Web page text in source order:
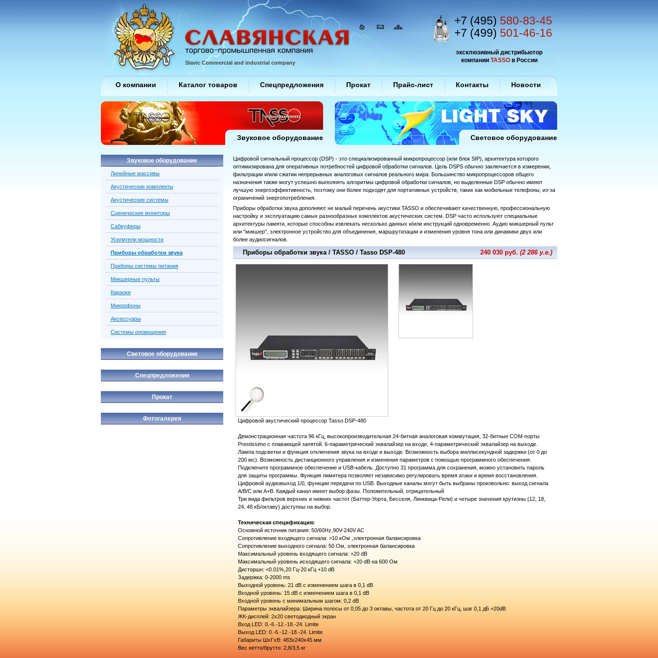
Цифровой сигнальный процессор (DSP) - это специализированный микропроцессор (или блок SIP), архитектура которого
оптимизирована для оперативных потребностей цифровой обработки сигналов. Цель DSPS обычно заключается в измерении,
фильтрации и/или сжатии непрерывных аналоговых сигналов реального мира. Большинство микропроцессоров общего
назначения также могут успешно выполнять алгоритмы цифровой обработки сигналов, но выделенные DSP обычно имеют
лучшую энергоэффективность, поэтому они более подходят для портативных устройств, таких как мобильные телефоны, из-за
ограничений энергопотребления.
Приборы обработки звука дополняют не малый перечень акустики TASSO и обеспечивают качественную, профессиональную
настройку и эксплуатацию самых разнообразных комплектов акустических систем. DSP часто используют специальные
архитектуры памяти, которые способны извлекать несколько данных и/или инструкций одновременно. Аудио микшерный пульт
или "микшер", электронное устройство для объединения, маршрутизации и изменения уровня тона или динамики двух или
более аудиосигналов.
Приборы обработки звука / TASSO / Tasso DSP-480 240 030 руб. (2 286 у.е.)
Цифровой акустический процессор Tasso DSP-480
Демонстрационная частота 96 кГц, высокопроизводительная 24-битная аналоговая коммутация, 32-битные COM-порты
Prestissimo с плавающей запятой. 6-параметрический эквалайзер на входе, 4-параметрический эквалайзер на выходе.
Лампа подсветки и функция отключения звука на входе и выходе. Возможность выбора миллисекундной задержки (от 0 до
200 мс). Возможность дистанционного управления и изменения параметров с помощью программного обеспечения.
Подключите программное обеспечение и USB-кабель. Доступно 31 программа для сохранения, можно установить пароль
для защиты программы. Функция лимитера позволяет независимо регулировать время атаки и время восстановления.
Цифровой аудиовыход 1/0, функции передачи по USB. Выходные каналы могут быть выбраны произвольно: выход сигнала
A/B/C или A+B. Каждый канал имеет выбор фазы. Положительный, отрицательный
Три вида фильтров верхних и нижних частот (Баттер-Уорта, Бесселя, Линквица-Рели) и четыре значения крутизны (12, 18,
24, 48 кБ/октаву) доступны на выбор.
Техническая спецификация:
Основной источник питания: 50/60Hz,90V-240V AC
Сопротивление входящего сигнала: >10 кОм ,электронная балансировка
Сопротивление выходного сигнала: 50 Ом, электронная балансировка
Максимальный уровень входящего сигнала: +20 dB
Максимальный уровень исходящего сигнала: +20 dB на 600 Ом
Дисторшн: <0.01%,20 Гц-20 кГц +10 dB
Задержка: 0-2000 ms
Выходной уровень: 21 dB с изменением шага в 0,1 dB
Входной уровень: 15 dB с изменением шага в 0,1 dB
Входной уровень с минимальным шагом: 0,2 dB
Параметры эквалайзера: Ширина полосы от 0,05 до 3 октавы, частота от 20 Гц до 20 кГц, шаг 0,1 дБ +20dB
ЖК-дисплей: 2х20 светодиодный экран
Вход LED: 0.-6.-12.-18.-24. Limite
Выход LED: 0.-6.-12.-18.-24. Limite
Габариты ШхГхВ: 483х240х45 мм
Вес нетто/брутто: 2,8/3,5 кг
Звуковое оборудование
Линейные массивы
Акустические комплекты
Акустические системы
Сценические мониторы
Сабвуферы
Усилители мощности
Приборы обработки звука
Приборы системы питания
Микшерные пульты
Караоке
Микрофоны
Аксессуары
Системы оповещения
Световое оборудование
Спецпредложения
Прокат
Фотогалерея
Slavic Commercial and industrial company
эксклюзивный дистрибьютор
компании TASSOв России
+7 (495) 580-83-45
+7 (499) 501-46-16
О компании Каталог товаров Спецпредложения Прокат Прайс-лист Контакты Новости
Звуковое оборудование Световое оборудование